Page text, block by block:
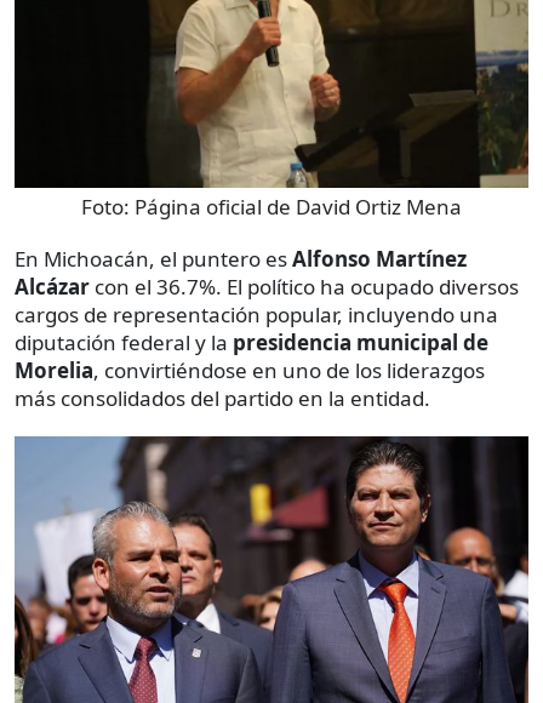
Foto: Página oficial de David Ortiz Mena
En Michoacán, el puntero esAlfonso Martínez
Alcázar con el 36.7%. El político ha ocupado diversos
cargos de representación popular, incluyendo una
diputación federal y la presidencia municipal de
Morelia, convirtiéndose en uno de los liderazgos
más consolidados del partido en la entidad.